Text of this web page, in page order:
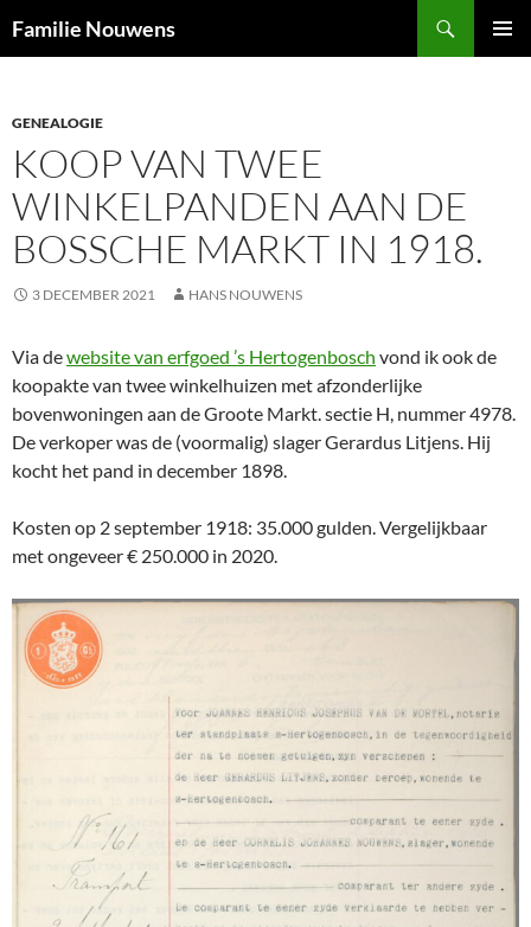
naar
Familie Nouwens
GENEALOGIE
KOOP VAN TWEE
WINKELPANDEN AAN DE
BOSSCHE MARKT IN 1918.
3 DECEMBER 2021 HANS NOUWENS
Via dewebsite van erfgoed ’s Hertogenbosch vond ik ook de
koopakte van twee winkelhuizen met afzonderlijke
bovenwoningen aan de Groote Markt. sectie H, nummer 4978.
De verkoper was de (voormalig) slager Gerardus Litjens. Hij
kocht het pand in december 1898.
Kosten op 2 september 1918: 35.000 gulden. Vergelijkbaar
met ongeveer € 250.000 in 2020.